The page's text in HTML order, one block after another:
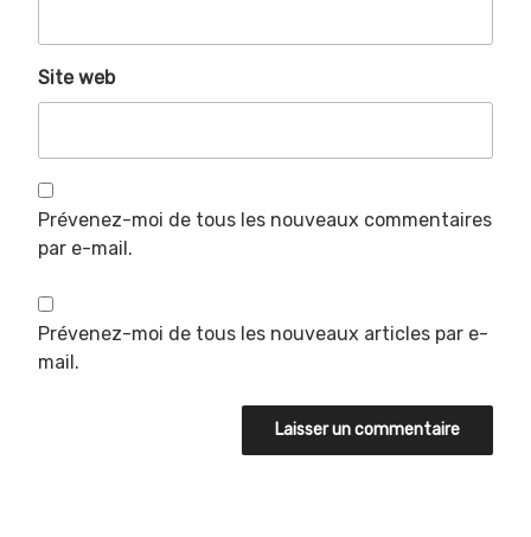
Site web
Prévenez-moi de tous les nouveaux commentaires
par e-mail.
Prévenez-moi de tous les nouveaux articles par e-
mail.